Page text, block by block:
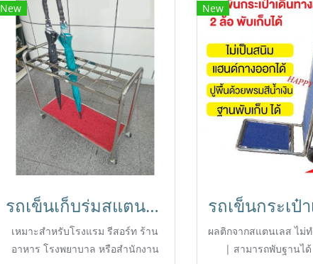
New
รถเข็นเก็บร่มสแตนเลส 24 ช่อง HORECAT code 24731
เหมาะสำหรับโรงแรม รีสอร์ท ร้าน
อาหาร โรงพยาบาล หรือสำนักงาน
New
ผลติกจากสแตนเลส ไม่
| สามารถพับฐานไ